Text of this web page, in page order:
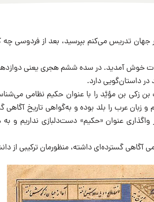
جهان تدریس می‌کنم بپرسید، بعد از فردوسی چه
خوش آمدید. در سده ششم هجری یعنی دوازدهم
داستان‌گویی دارد.
زکی بن مؤیَّد را با عنوان حکیم نظامی
و زبان عرب‌ را بلد بوده و به‌گواهی تاریخ
عنوان «حکیم» دست‌دلبازی نداریم و
آگاهی گسترده‌ای داشته، منظورمان ترکیبی از